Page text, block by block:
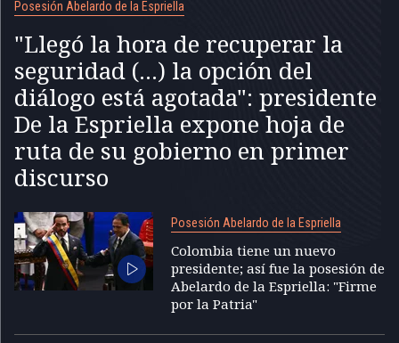
Posesión Abelardo de la Espriella
"Llegó la hora de recuperar la
seguridad (...) la opción del
diálogo está agotada": presidente
De la Espriella expone hoja de
ruta de su gobierno en primer
discurso
Posesión Abelardo de la Espriella
Colombia tiene un nuevo
presidente; así fue la posesión de
Abelardo de la Espriella: "Firme
por la Patria"